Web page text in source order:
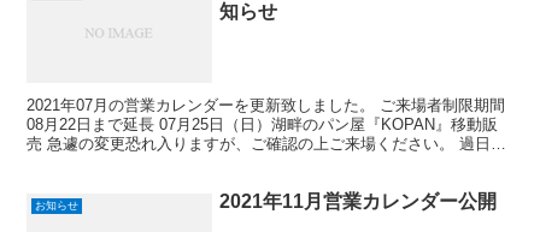
知らせ
2021年07月の営業カレンダーを更新致しました。 ご来場者制限期間
08月22日まで延長 07月25日（日）湖畔のパン屋『KOPAN』移動販
売 急遽の変更恐れ入りますが、ご確認の上ご来場ください。 過日、
お知らせ 2021年11月営業カレンダー公開